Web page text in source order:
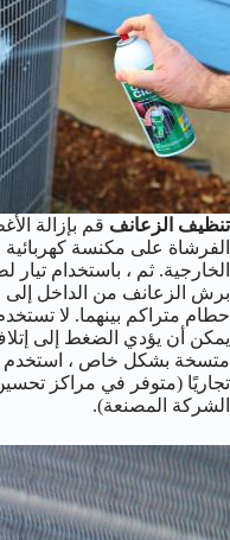
تنظيف الزعانف قم بإزالة
الفرشاة على مكنسة كهربائية
الخارجية. ثم ، باستخدام
برش الزعانف من الداخل إلى
حطام متراكم بينهما. لا
يمكن أن يؤدي الضغط إلى
متسخة بشكل خاص ، استخدم
تجاريًا (متوفر في مراكز
الشركة المصنعة).